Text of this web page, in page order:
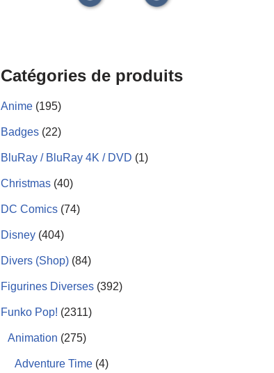
Catégories de produits
Anime (195)
Badges (22)
BluRay / BluRay 4K / DVD (1)
Christmas (40)
DC Comics (74)
Disney (404)
Divers (Shop) (84)
Figurines Diverses (392)
Funko Pop! (2311)
Animation (275)
Adventure Time (4)